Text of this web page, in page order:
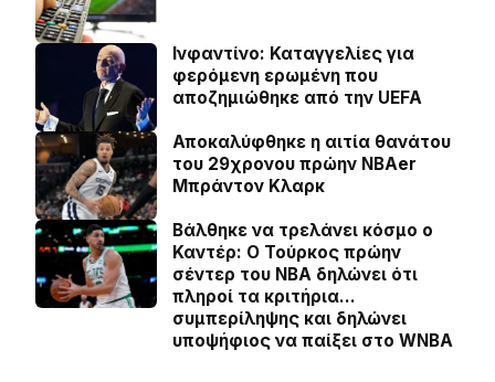
Ινφαντίνο: Καταγγελίες για
φερόμενη ερωμένη που
αποζημιώθηκε από την UEFA
Αποκαλύφθηκε η αιτία θανάτου
του 29χρονου πρώην NBAer
Μπράντον Κλαρκ
Βάλθηκε να τρελάνει κόσμο ο
Καντέρ: Ο Τούρκος πρώην
σέντερ του NBA δηλώνει ότι
πληροί τα κριτήρια…
συμπερίληψης και δηλώνει
υποψήφιος να παίξει στο WNBA